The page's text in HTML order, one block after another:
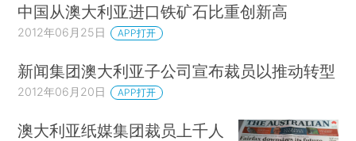
中国从澳大利亚进口铁矿石比重创新高
2012年06月25日 APP打开
新闻集团澳大利亚子公司宣布裁员以推动转型
2012年06月20日 APP打开
澳大利亚纸媒集团裁员上千人